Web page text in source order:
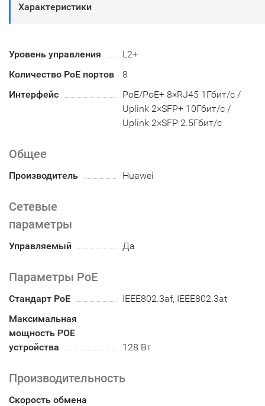
Характеристики
Уровень управления
L2+
Количество PoE портов
8
Интерфейс
PoE/PoE+ 8×RJ45 1Гбит/с /
Uplink 2×SFP+ 10Гбит/с /
Uplink 2×SFP 2.5Гбит/с
Общее
Производитель Huawei
Сетевые
параметры
Управляемый Да
Параметры PoE
Стандарт PoE
IEEE802.3af, IEEE802.3at
Максимальная
мощность POE
устройства
128 Вт
Производительность
Скорость обмена